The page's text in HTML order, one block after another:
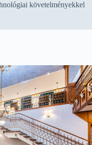
követelményekkel